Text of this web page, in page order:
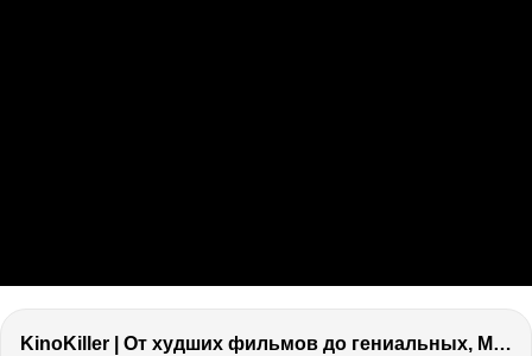
KinoKiller | От худших фильмов до гениальных, Marvel, Оскар и что бесит в кино!